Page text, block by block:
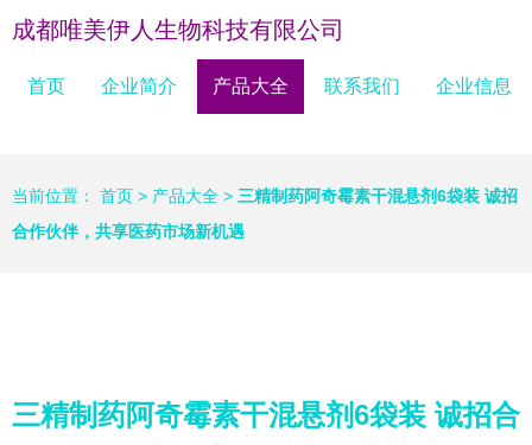
成都唯美伊人生物科技有限公司
首页 企业简介 产品大全 联系我们 企业信息
当前位置： 首页 > 产品大全 > 三精制药阿奇霉素干混悬剂6袋装 诚招
合作伙伴，共享医药市场新机遇
三精制药阿奇霉素干混悬剂6袋装 诚招合